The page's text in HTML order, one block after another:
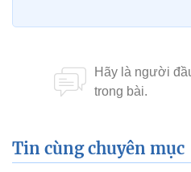
Tin cùng chuyên mục